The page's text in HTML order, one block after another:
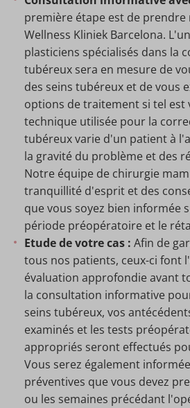
première étape est de prendre
Wellness Kliniek Barcelona.
plasticiens spécialisés dans la
tubéreux sera en mesure de
des seins tubéreux et de vous
options de traitement si tel est
technique utilisée pour la
tubéreux varie d'un patient à
la gravité du problème et des
Notre équipe de chirurgie
tranquillité d'esprit et des
que vous soyez bien informée
période préopératoire et le
Etude de votre cas : Afin de
tous nos patients, ceux-ci font
évaluation approfondie avant
la consultation informative
seins tubéreux, vos
examinés et les tests
appropriés seront effectués
Vous serez également
préventives que vous devez
ou les semaines précédant